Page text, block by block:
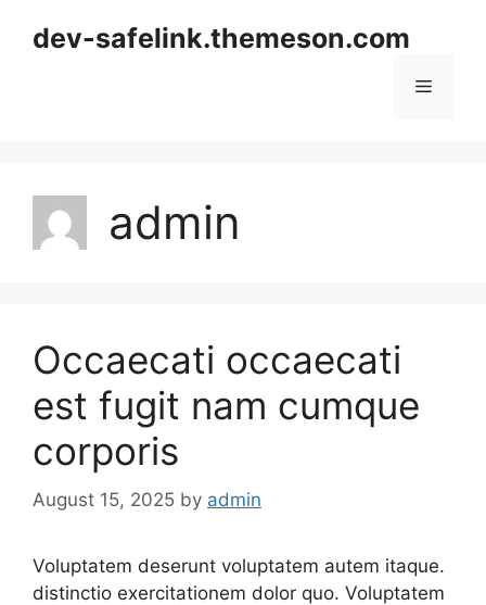
dev-safelink.themeson.com
Menu
admin
Occaecati occaecati
est fugit nam cumque
corporis
August 15, 2025 by admin
Voluptatem deserunt voluptatem autem itaque.
distinctio exercitationem dolor quo. Voluptatem